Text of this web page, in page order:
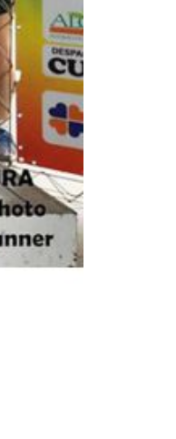
conquista-otimos-